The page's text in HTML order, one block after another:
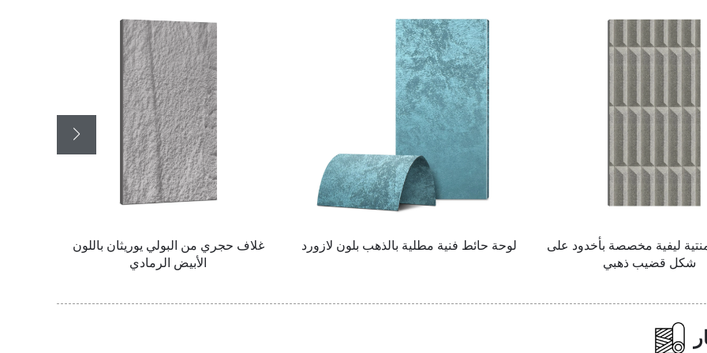
ليفية مخصصة بأخدود على
شكل قضيب ذهبي
لوحة حائط فنية مطلية بالذهب بلون لازورد
غلاف حجري من البولي يوريثان باللون
الأبيض الرمادي